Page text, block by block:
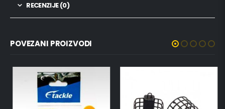
RECENZIJE (0)
POVEZANI PROIZVODI